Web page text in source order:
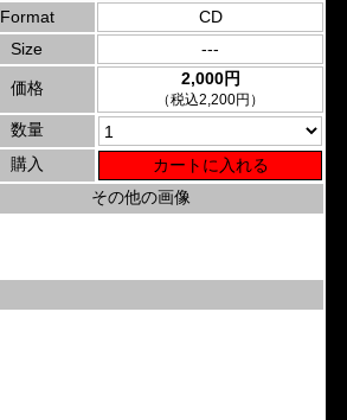
Format
CD
Size
---
価格 2,000円
（税込2,200円）
数量
購入
その他の画像